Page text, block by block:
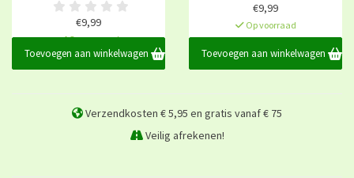
€9,99
Op voorraad
Toevoegen aan winkelwagen
€9,99
Op voorraad
Toevoegen aan winkelwagen
Verzendkosten € 5,95 en gratis vanaf € 75
Veilig afrekenen!